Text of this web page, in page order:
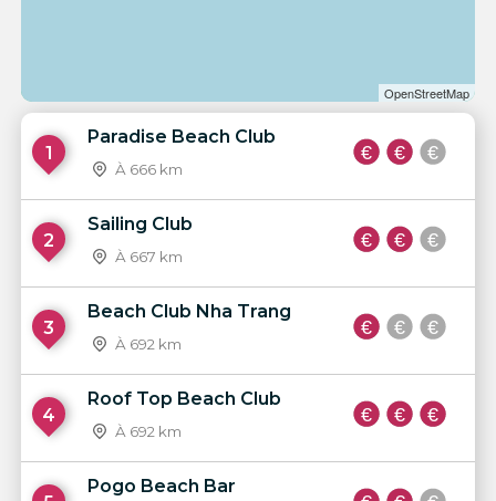
OpenStreetMap
1
Paradise Beach Club
À 666 km
2
Sailing Club
À 667 km
3
Beach Club Nha Trang
À 692 km
4
Roof Top Beach Club
À 692 km
Pogo Beach Bar